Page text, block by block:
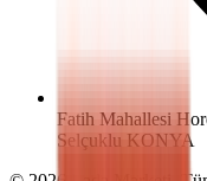
Fatih Mahallesi
Selçuklu KONYA